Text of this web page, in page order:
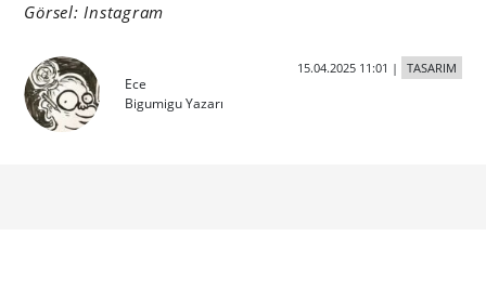
Görsel: Instagram
Ece
Bigumigu Yazarı
15.04.2025 11:01 | TASARIM